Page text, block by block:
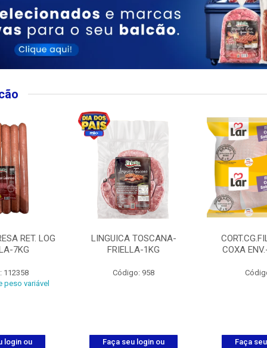
RET. LOG
7KG
112358
peso variável
login ou
LINGUICA TOSCANA-
FRIELLA-1KG
Código: 958
Faça seu login ou
COXA
Faça